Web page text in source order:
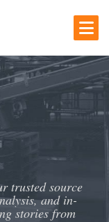
trusted source
and in-
stories from